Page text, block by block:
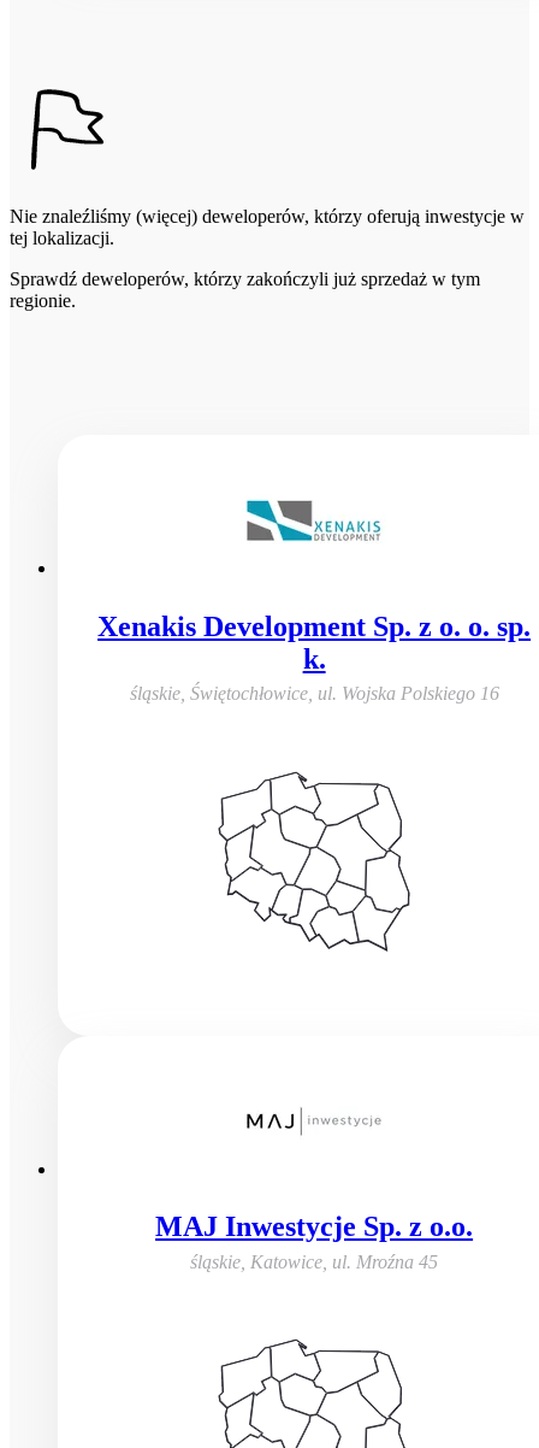
Nie znaleźliśmy (więcej) deweloperów, którzy oferują inwestycje w
tej lokalizacji.
Sprawdź deweloperów, którzy zakończyli już sprzedaż w tym
regionie.
Xenakis Development Sp. z o. o. sp.
k.
śląskie, Świętochłowice, ul. Wojska Polskiego 16
MAJ Inwestycje Sp. z o.o.
śląskie, Katowice ul. Mroźna 45